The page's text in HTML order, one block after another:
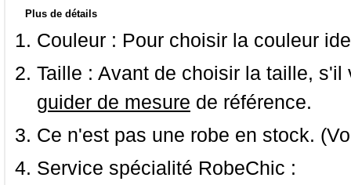
Plus de détails
Couleur : Pour choisir la couleur
Taille : Avant de choisir la taille,
guider de mesure de référence.
Ce n'est pas une robe en stock.
Service spécialité RobeChic :